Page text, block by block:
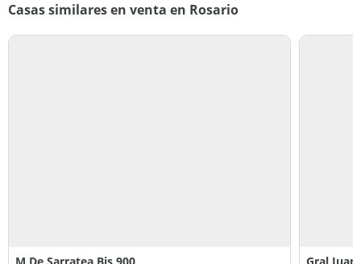
Casas similares en venta en Rosario